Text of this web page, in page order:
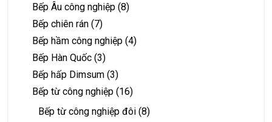
Bếp Âu công nghiệp (8)
Bếp chiên rán (7)
Bếp hầm công nghiệp (4)
Bếp Hàn Quốc (3)
Bếp hấp Dimsum (3)
Bếp từ công nghiệp (16)
Bếp từ công nghiệp đôi (8)